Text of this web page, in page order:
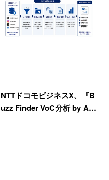
NTTドコモビジネスX、『B
uzz Finder VoC分析 by A…